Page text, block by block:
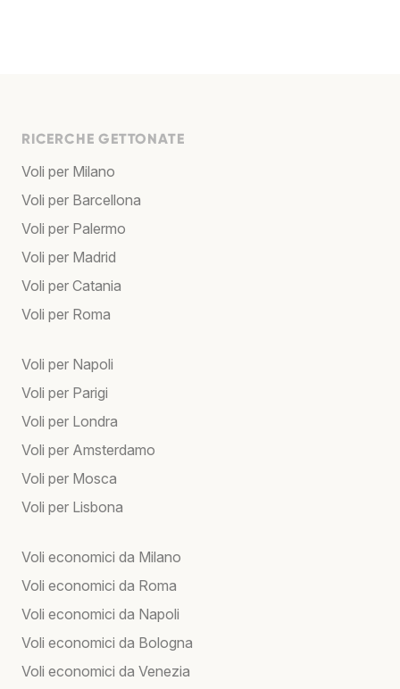
RICERCHE GETTONATE
Voli per Milano
Voli per Barcellona
Voli per Palermo
Voli per Madrid
Voli per Catania
Voli per Roma
Voli per Napoli
Voli per Parigi
Voli per Londra
Voli per Amsterdamo
Voli per Mosca
Voli per Lisbona
Voli economici da Milano
Voli economici da Roma
Voli economici da Napoli
Voli economici da Bologna
Voli economici da Venezia